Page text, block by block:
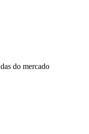
do mercado